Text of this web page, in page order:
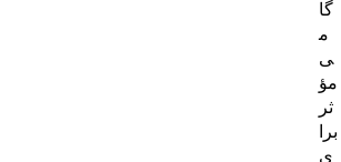
گا
م
ی
مؤ
ثر
برا
ی